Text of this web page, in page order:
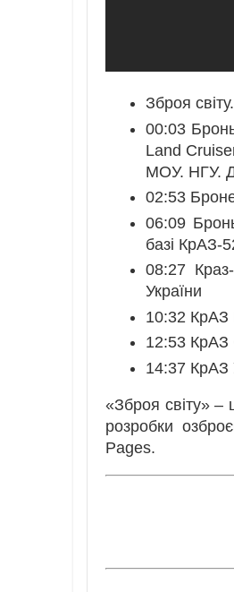
Зброя
00:03
Land
МОУ. НГУ.
02:53
06:09
базі КрАЗ-
08:27
України
10:32 КрАЗ
12:53 КрАЗ
14:37 КрАЗ
«Зброя світу» –
розробки
Pages.